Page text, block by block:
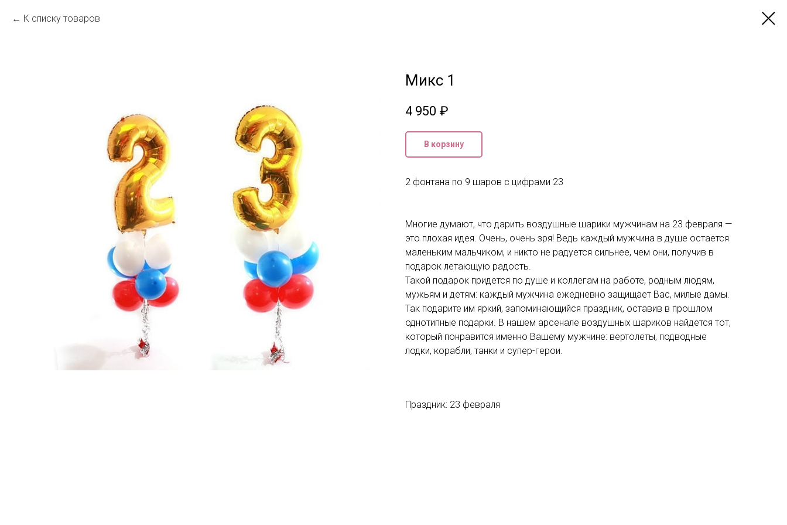
К списку товаров
Микс 1
4 950 ₽
В корзину
2 фонтана по 9 шаров с цифрами 23
Многие думают, что дарить воздушные шарики мужчинам на 23 февраля —
это плохая идея. Очень, очень зря! Ведь каждый мужчина в душе остается
маленьким мальчиком, и никто не радуется сильнее, чем они, получив в
подарок летающую радость.
Такой подарок придется по душе и коллегам на работе, родным людям,
мужьям и детям: каждый мужчина ежедневно защищает Вас, милые дамы.
Так подарите им яркий, запоминающийся праздник, оставив в прошлом
однотипные подарки. В нашем арсенале воздушных шариков найдется тот,
который понравится именно Вашему мужчине: вертолеты, подводные
лодки, корабли, танки и супер-герои.
Праздник: 23 февраля